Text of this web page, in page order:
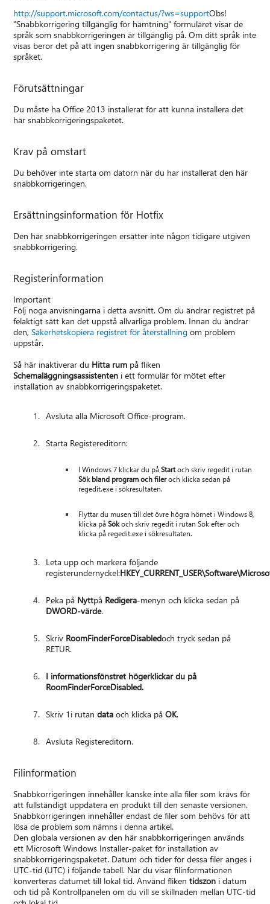
http://support.microsoft.com/contactus/?ws=supportObs!
"Snabbkorrigering tillgänglig för hämtning" formuläret visar de
språk som snabbkorrigeringen är tillgänglig på. Om ditt språk inte
visas beror det på att ingen snabbkorrigering är tillgänglig för
språket.
Förutsättningar
Du måste ha Office 2013 installerat för att kunna installera det
här snabbkorrigeringspaketet.
Krav på omstart
Du behöver inte starta om datorn när du har installerat den här
snabbkorrigeringen.
Ersättningsinformation för Hotfix
Den här snabbkorrigeringen ersätter inte någon tidigare utgiven
snabbkorrigering.
Registerinformation
Important
Följ noga anvisningarna i detta avsnitt. Om du ändrar registret på
felaktigt sätt kan det uppstå allvarliga problem. Innan du ändrar
den,Säkerhetskopiera registret för återställning om problem
uppstår.
Så här inaktiverar du Hitta rum på fliken
Schemaläggningsassistenten i ett formulär för mötet efter
installation av snabbkorrigeringspaketet.
Avsluta alla Microsoft Office-program.
Starta Registereditorn:
I Windows 7 klickar du påStartoch skriv regedit i rutan
Sök bland program och fileroch klicka sedan på
regedit.exe i sökresultaten.
Flyttar du musen till det övre högra hörnet i Windows 8,
klicka påSökoch skriv regedit i rutan Sök efter och
klicka på regedit.exe i sökresultaten.
Leta upp och markera följande
registerundernyckel:
Peka på Nyttpå Redigera-menyn och klicka sedan på
DWORD-värde.
Skriv RoomFinderForceDisabledoch tryck sedan på
RETUR.
I informationsfönstret högerklickar du på
RoomFinderForceDisabled.
Skriv 1i rutandata och klicka påOK.
Avsluta Registereditorn.
Filinformation
Snabbkorrigeringen innehåller kanske inte alla filer som krävs för
att fullständigt uppdatera en produkt till den senaste versionen.
Snabbkorrigeringen innehåller endast de filer som behövs för att
lösa de problem som nämns i denna artikel.
Den globala versionen av den här snabbkorrigeringen används
ett Microsoft Windows Installer-paket för installation av
snabbkorrigeringspaketet. Datum och tider för dessa filer anges i
UTC-tid (UTC) i följande tabell. När du visar filinformationen
konverteras datumet till lokal tid. Använd flikentidszon i datum
och tid på Kontrollpanelen om du vill se skillnaden mellan UTC-tid